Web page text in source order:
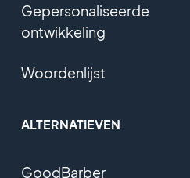
Gepersonaliseerde
ontwikkeling
Woordenlijst
ALTERNATIEVEN
GoodBarber